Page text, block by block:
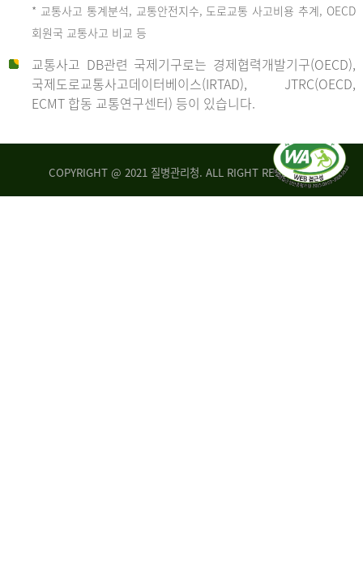
* 교통사고 통계분석, 교통안전지수, 도로교통 사고비용 추계, OECD
회원국 교통사고 비교 등
교통사고 DB관련 국제기구로는 경제협력개발기구(OECD),
국제도로교통사고데이터베이스(IRTAD), JTRC(OECD,
ECMT 합동 교통연구센터) 등이 있습니다.
COPYRIGHT @ 2021 질병관리청. ALL RIGHT RESERVED